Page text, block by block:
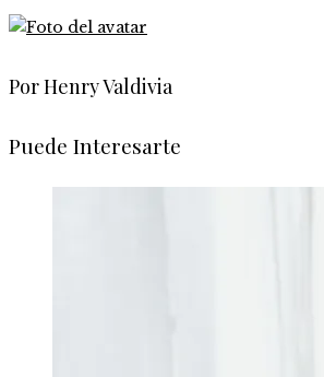
Por Henry Valdivia
Puede Interesarte